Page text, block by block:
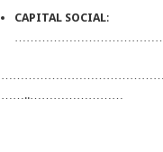
CAPITAL SOCIAL:
……..……………………